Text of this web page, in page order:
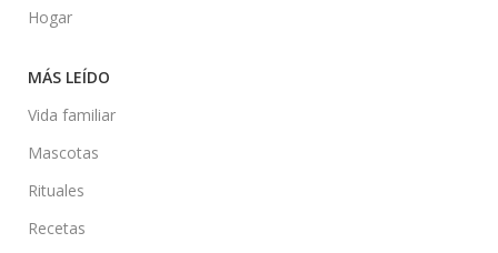
Hogar
MÁS LEÍDO
Vida familiar
Mascotas
Rituales
Recetas